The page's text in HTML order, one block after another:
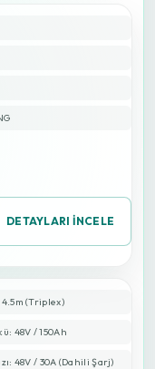
DETAYLARI İNCELE
(Triplex)
48V / 150Ah
48V / 30A (Dahili Şarj)